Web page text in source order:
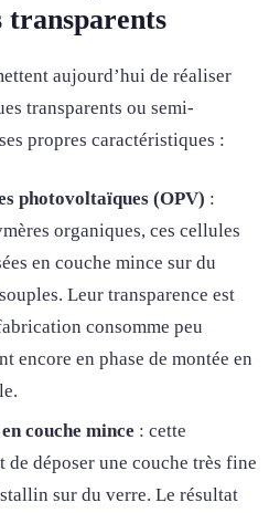
transparents
aujourd’hui de réaliser
transparents ou semi-
propres caractéristiques :
photovoltaïques (OPV) :
organiques, ces cellules
en couche mince sur du
Leur transparence est
consomme peu
encore en phase de montée en
couche mince : cette
de déposer une couche très fine
sur du verre. Le résultat